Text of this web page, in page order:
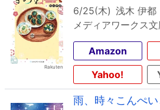
6/25(木) 浅木 伊都
メディアワークス
Amazon
Yahoo!
雨、時々こんぺい